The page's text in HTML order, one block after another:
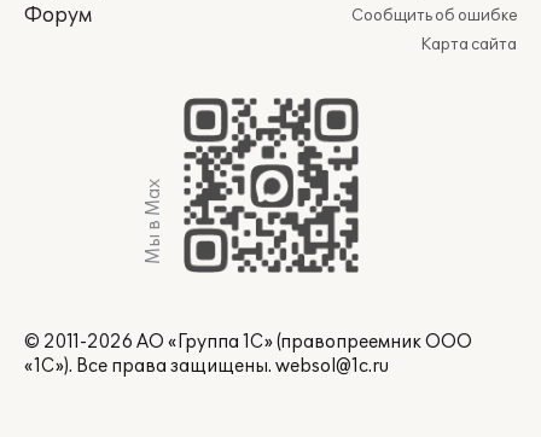
Форум
Сообщить об ошибке
Карта сайта
Мы в Max
© 2011-2026 АО «Группа 1С» (правопреемник ООО
«1С»). Все права защищены. websol@1c.ru